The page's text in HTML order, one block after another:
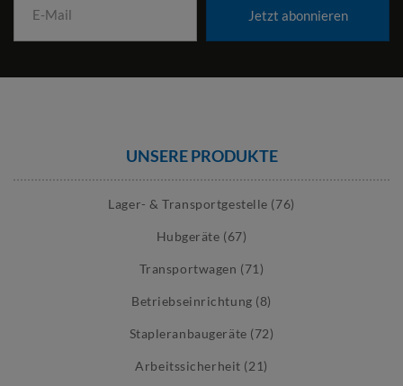
Jetzt abonnieren
UNSERE PRODUKTE
Lager- & Transportgestelle (76)
Hubgeräte (67)
Transportwagen (71)
Betriebseinrichtung (8)
Stapleranbaugeräte (72)
Arbeitssicherheit (21)